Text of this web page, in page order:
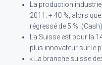
La production
2011: + 40 %, alors que
régressé de 5 %. (Cash)
La Suisse est pour la
plus innovateur sur le
« La branche suisse